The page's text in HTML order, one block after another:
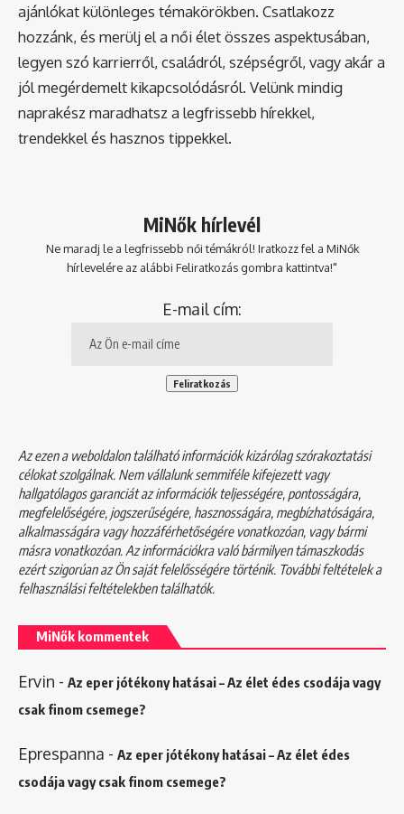
ajánlókat különleges témakörökben. Csatlakozz
hozzánk, és merülj el a női élet összes aspektusában,
legyen szó karrierről, családról, szépségről, vagy akár a
jól megérdemelt kikapcsolódásról. Velünk mindig
naprakész maradhatsz a legfrissebb hírekkel,
trendekkel és hasznos tippekkel.
MiNők hírlevél
Ne maradj le a legfrissebb női témákról! Iratkozz fel a MiNők
hírlevelére az alábbi Feliratkozás gombra kattintva!"
E-mail cím:
Az ezen a weboldalon található információk kizárólag szórakoztatási
célokat szolgálnak. Nem vállalunk semmiféle kifejezett vagy
hallgatólagos garanciát az információk teljességére, pontosságára,
megfelelőségére, jogszerűségére, hasznosságára, megbízhatóságára,
alkalmasságára vagy hozzáférhetőségére vonatkozóan, vagy bármi
másra vonatkozóan. Az információkra való bármilyen támaszkodás
ezért szigorúan az Ön saját felelősségére történik. További feltételek a
felhasználási feltételekbentalálhatók.
MiNők kommentek
Ervin - Az eper jótékony hatásai – Az élet édes csodája vagy
csak finom csemege?
Eprespanna - Az eper jótékony hatásai – Az élet édes
csodája vagy csak finom csemege?